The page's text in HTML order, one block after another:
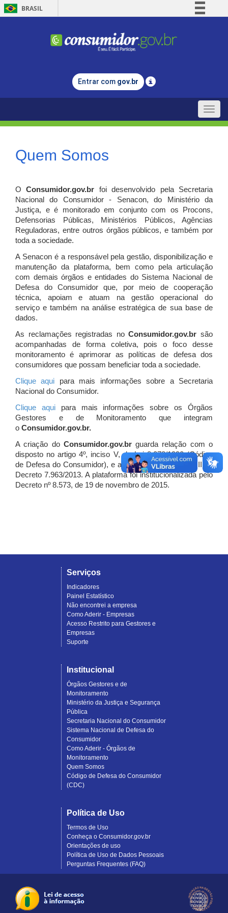
BRASIL
Comunica BR
Legislação
Entrar com gov.br
Toggle
Quem Somos
OConsumidor.gov.br
foi desenvolvido pela Secretaria
Nacional do Consumidor - Senacon, do Ministério da
Justiça, e é monitorado em conjunto com os Procons,
Defensorias Públicas, Ministérios Públicos, Agências
Reguladoras, entre outros órgãos públicos, e também por
toda a sociedade.
A Senacon é a responsável pela gestão, disponibilização e
manutenção da plataforma, bem como pela articulação
com demais órgãos e entidades do Sistema Nacional de
Defesa do Consumidor que, por meio de cooperação
técnica, apoiam e atuam na gestão operacional do
serviço e também na análise estratégica de sua base de
dados.
As reclamações registradas noConsumidor.gov.br são
acompanhadas de forma coletiva, pois o foco desse
monitoramento é aprimorar as políticas de defesa dos
consumidores que possam beneficiar toda a sociedade.
Clique aqui para mais informações sobre a Secretaria
Nacional do Consumidor.
Clique aquipara mais informações sobre os Órgãos
Gestores e de Monitoramento que integram
o Consumidor.gov.br.
A criação do Consumidor.gov.brguarda relação com o
disposto no artigo 4º, inciso V, da Lei 8.078/1990 (Código
de Defesa do Consumidor), e artigo 7º, incisos I, II e III do
Decreto 7.963/2013. A plataforma foi institucionalizada pelo
Decreto nº 8.573, de 19 de novembro de 2015.
Serviços
Indicadores
Painel Estatístico
Não encontrei a empresa
Como Aderir - Empresas
Acesso Restrito para Gestores e
Empresas
Suporte
Institucional
Órgãos Gestores e de
Monitoramento
Ministério da Justiça e Segurança
Pública
Secretaria Nacional do Consumidor
Sistema Nacional de Defesa do
Consumidor
Como Aderir - Órgãos de
Monitoramento
Quem Somos
Código de Defesa do Consumidor
(CDC)
Política de Uso
Termos de Uso
Conheça o Consumidor.gov.br
Orientações de uso
Política de Uso de Dados Pessoais
Perguntas Frequentes (FAQ)